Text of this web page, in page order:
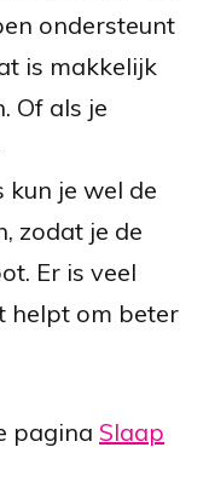
ondersteunt
is makkelijk
Of als je
kun je wel de
zodat je de
Er is veel
helpt om beter
pagina Slaap